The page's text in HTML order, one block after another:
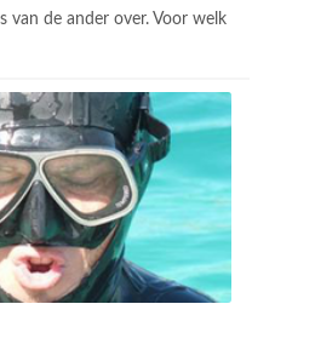
van de ander over. Voor welk